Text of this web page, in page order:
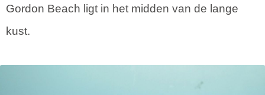
Gordon Beach ligt in het midden van de lange
kust.